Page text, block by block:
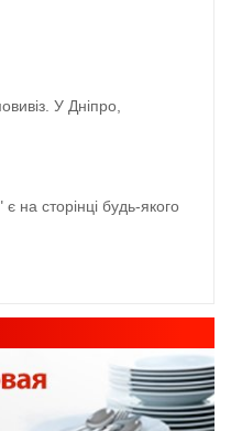
У Дніпро,
сторінці будь-якого